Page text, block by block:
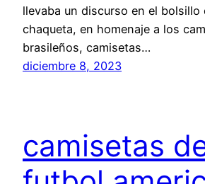
llevaba un discurso en el bolsillo
chaqueta, en homenaje a los
brasileños, camisetas…
diciembre 8, 2023
camisetas